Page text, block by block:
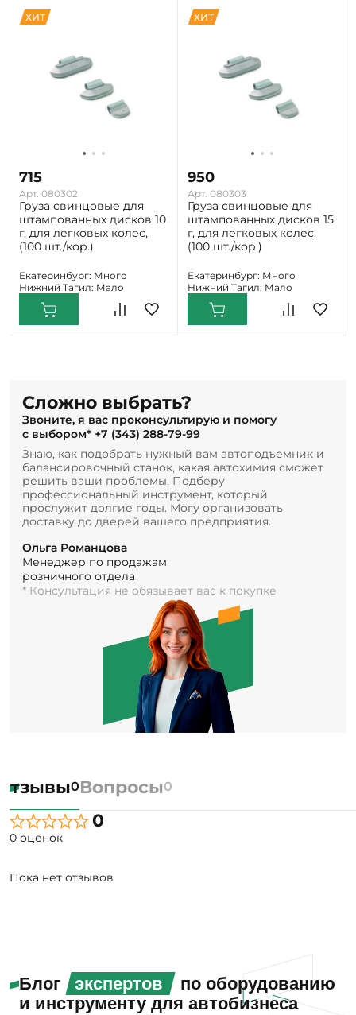
ХИТ
715
Арт. 080302
Груза свинцовые для
штампованных дисков 10
г, для легковых колес,
(100 шт./кор.)
Екатеринбург: Много
Нижний Тагил: Мало
ХИТ
950
Арт. 080303
Груза свинцовые для
штампованных дисков 15
г, для легковых колес,
(100 шт./кор.)
Екатеринбург: Много
Нижний Тагил: Мало
Сложно выбрать?
Звоните, я вас проконсультирую и помогу
с выбором* +7 (343) 288-79-99
Знаю, как подобрать нужный вам автоподъемник и
балансировочный станок, какая автохимия сможет
решить ваши проблемы. Подберу
профессиональный инструмент, который
прослужит долгие годы. Могу организовать
доставку до дверей вашего предприятия.
Ольга Романцова
Менеджер по продажам
розничного отдела
* Консультация не обязывает вас к покупке
0Вопросы0
0
0 оценок
Пока нет отзывов
Блог экспертов
по оборудованию
и инструменту для автобизнеса